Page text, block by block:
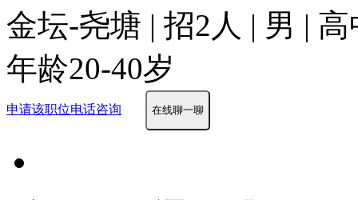
金坛-尧塘 | 招2人 | 男 |
年龄20-40岁
申请该职位电话咨询 在线聊一聊